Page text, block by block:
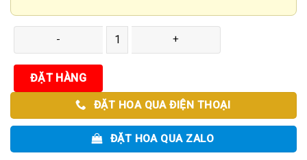
ĐẶT HÀNG
ĐẶT HOA QUA ĐIỆN THOẠI
ĐẶT HOA QUA ZALO